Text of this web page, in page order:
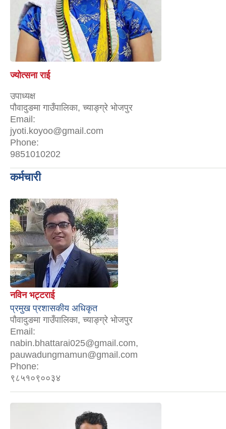
ज्योत्सना राई
उपाध्यक्ष
पौवादुङमा गाउँपालिका, च्याङ्ग्रे भोजपुर
Email:
jyoti.koyoo@gmail.com
Phone:
9851010202
कर्मचारी
नविन भट्टराई
प्रमुख प्रशासकीय अधिकृत
पौवादुङमा गाउँपालिका, च्याङ्ग्रे भोजपुर
Email:
nabin.bhattarai025@gmail.com,
pauwadungmamun@gmail.com
Phone:
९८५१०९००३४